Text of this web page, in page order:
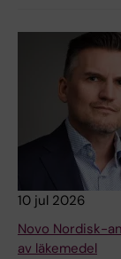
10 jul 2026
Novo Nordisk-
av läkemedel